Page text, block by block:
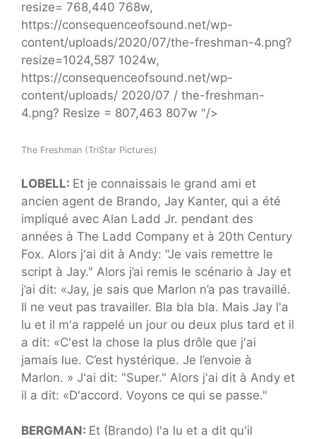
resize= 768,440 768w,
https://consequenceofsound.net/wp-
content/uploads/2020/07/the-freshman-4.png?
resize=1024,587 1024w,
https://consequenceofsound.net/wp-
content/uploads/ 2020/07 / the-freshman-
4.png? Resize = 807,463 807w "/>
The Freshman (TriStar Pictures)
LOBELL: Et je connaissais le grand ami et
ancien agent de Brando, Jay Kanter, qui a été
impliqué avec Alan Ladd Jr. pendant des
années à The Ladd Company et à 20th Century
Fox. Alors j'ai dit à Andy: "Je vais remettre le
script à Jay." Alors j’ai remis le scénario à Jay et
j’ai dit: «Jay, je sais que Marlon n’a pas travaillé.
Il ne veut pas travailler. Bla bla bla. Mais Jay l'a
lu et il m'a rappelé un jour ou deux plus tard et il
a dit: «C'est la chose la plus drôle que j'ai
jamais lue. C’est hystérique. Je l’envoie à
Marlon. » J'ai dit: "Super." Alors j'ai dit à Andy et
il a dit: «D'accord. Voyons ce qui se passe."
BERGMAN: Et (Brando) l'a lu et a dit qu'il